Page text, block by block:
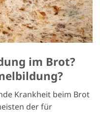
im Brot?
Krankheit beim Brot
der für